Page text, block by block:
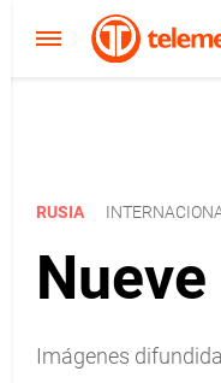
RUSIA
Imágenes